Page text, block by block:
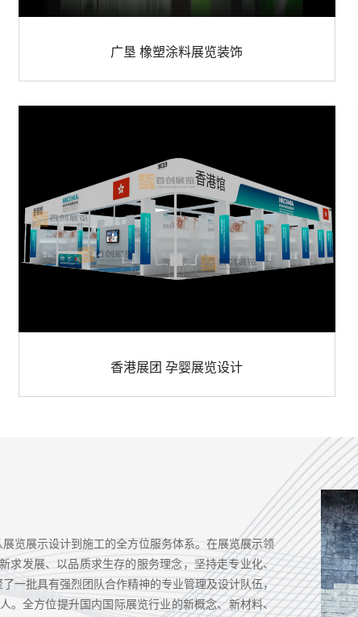
广垦 橡塑涂料展览装饰
香港展团 孕婴展览设计
览展示设计到施工的全方位服务体系。在展览展示领
求发展、以品质求生存的服务理念，坚持走专业化、
一批具有强烈团队合作精神的专业管理及设计队伍，
。全方位提升国内国际展览行业的新概念、新材料、